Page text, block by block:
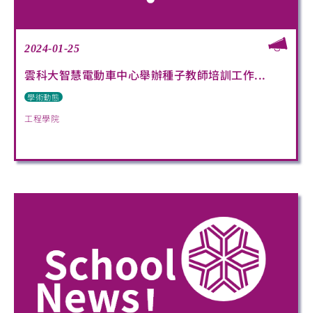
2024-01-25
雲科大智慧電動車中心舉辦種子教師培訓工作...
學術動態
工程學院